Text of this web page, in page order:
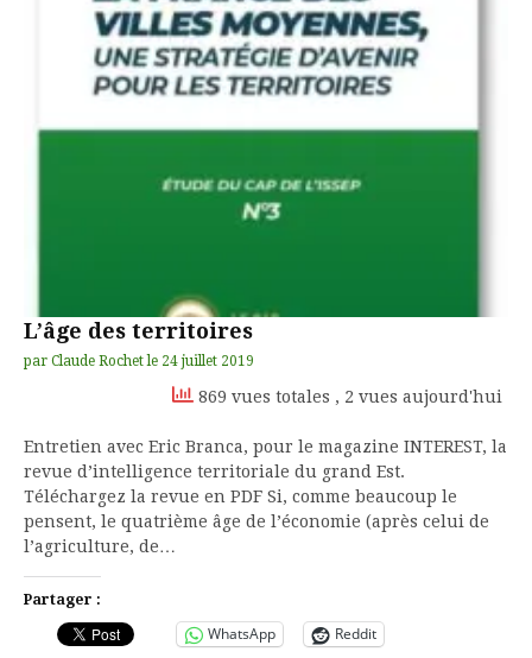
L’âge des territoires
par Claude Rochet le 24 juillet 2019
869 vues totales , 2 vues aujourd'hui
Entretien avec Eric Branca, pour le magazine INTEREST, la
revue d’intelligence territoriale du grand Est.
Téléchargez la revue en PDF Si, comme beaucoup le
pensent, le quatrième âge de l’économie (après celui de
l’agriculture, de…
Partager :
WhatsApp Reddit